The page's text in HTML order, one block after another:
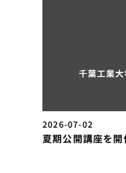
2026-07-02
夏期公開講座を開